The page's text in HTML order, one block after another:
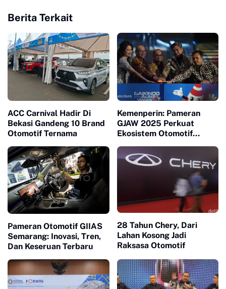
Berita Terkait
ACC Carnival Hadir Di
Bekasi Gandeng 10 Brand
Otomotif Ternama
Kemenperin: Pameran
GJAW 2025 Perkuat
Ekosistem Otomotif
Pameran Otomotif GIIAS
Semarang: Inovasi, Tren,
Dan Keseruan Terbaru
28 Tahun Chery, Dari
Lahan Kosong Jadi
Raksasa Otomotif